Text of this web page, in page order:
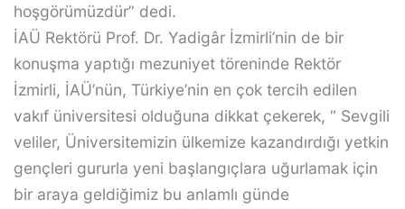
hoşgörümüzdür” dedi.
İAÜ Rektörü Prof. Dr. Yadigâr İzmirli’nin de bir
konuşma yaptığı mezuniyet töreninde Rektör
İzmirli, İAÜ’nün, Türkiye’nin en çok tercih edilen
vakıf üniversitesi olduğuna dikkat çekerek, “ Sevgili
veliler, Üniversitemizin ülkemize kazandırdığı yetkin
gençleri gururla yeni başlangıçlara uğurlamak için
bir araya geldiğimiz bu anlamlı günde